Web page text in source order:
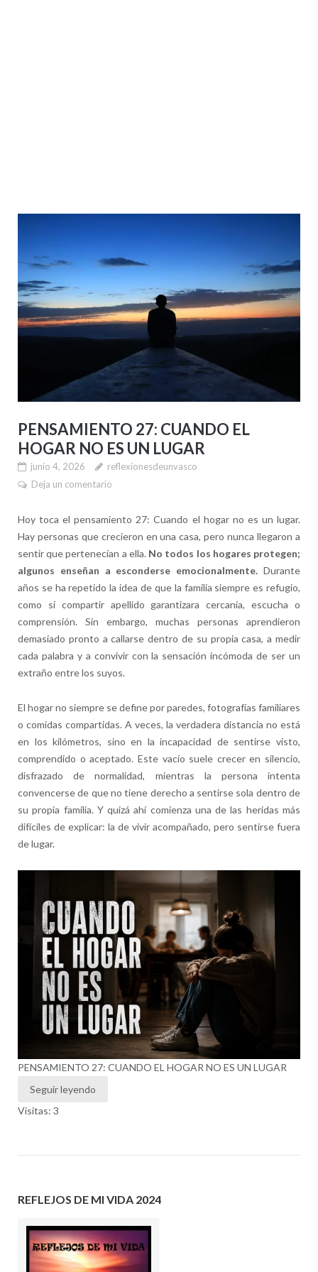
PENSAMIENTO 27: CUANDO EL
HOGAR NO ES UN LUGAR
junio 4, 2026
reflexionesdeunvasco
Deja un comentario
Hoy toca el pensamiento 27: Cuando el hogar no es un lugar.
Hay personas que crecieron en una casa, pero nunca llegaron a
sentir que pertenecían a ella. No todos los hogares protegen;
algunos enseñan a esconderse emocionalmente. Durante
años se ha repetido la idea de que la familia siempre es refugio,
como si compartir apellido garantizara cercanía, escucha o
comprensión. Sin embargo, muchas personas aprendieron
demasiado pronto a callarse dentro de su propia casa, a medir
cada palabra y a convivir con la sensación incómoda de ser un
extraño entre los suyos.
El hogar no siempre se define por paredes, fotografías familiares
o comidas compartidas. A veces, la verdadera distancia no está
en los kilómetros, sino en la incapacidad de sentirse visto,
comprendido o aceptado. Este vacío suele crecer en silencio,
disfrazado de normalidad, mientras la persona intenta
convencerse de que no tiene derecho a sentirse sola dentro de
su propia familia. Y quizá ahí comienza una de las heridas más
difíciles de explicar: la de vivir acompañado, pero sentirse fuera
de lugar.
PENSAMIENTO 27: CUANDO EL HOGAR NO ES UN LUGAR
Seguir leyendo
Visitas: 3
REFLEJOS DE MI VIDA 2024